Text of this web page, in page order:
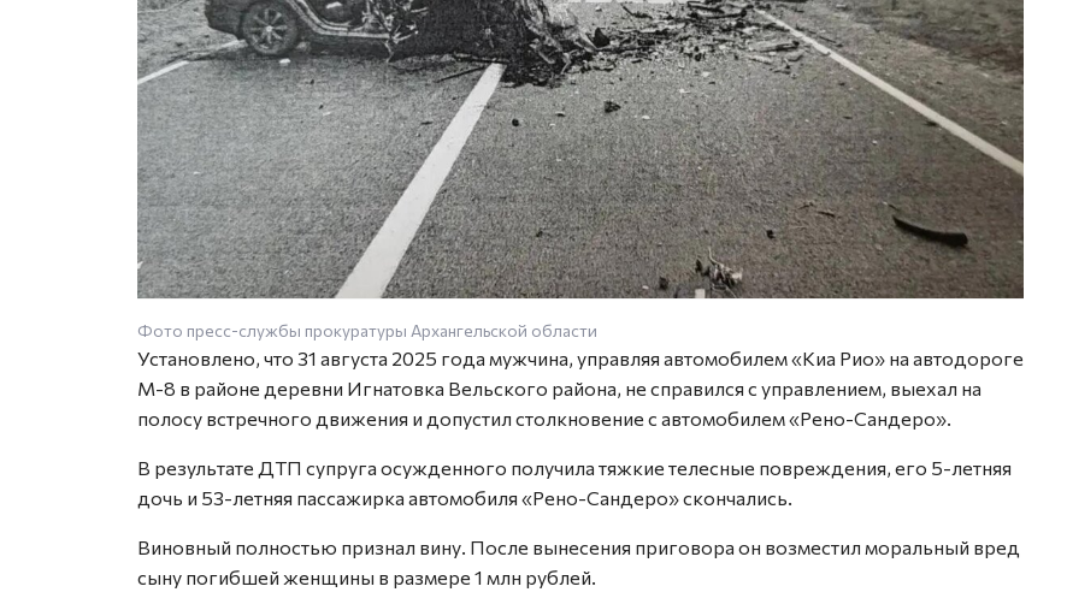
Фото пресс-службы прокуратуры Архангельской области
Установлено, что 31 августа 2025 года мужчина, управляя автомобилем «Киа Рио» на автодороге
М-8 в районе деревни Игнатовка Вельского района, не справился с управлением, выехал на
полосу встречного движения и допустил столкновение с автомобилем «Рено-Сандеро».
В результате ДТП супруга осужденного получила тяжкие телесные повреждения, его 5-летняя
дочь и 53-летняя пассажирка автомобиля «Рено-Сандеро» скончались.
Виновный полностью признал вину. После вынесения приговора он возместил моральный вред
сыну погибшей женщины в размере 1 млн рублей.